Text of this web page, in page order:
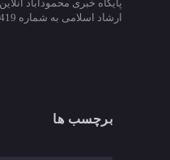
پایگاه خبری محمودآباد
ارشاد اسلامی به شماره 86419 فعالیت خود را از سال ۱۳۹۹ آغاز به کار کرد.
برچسب ها